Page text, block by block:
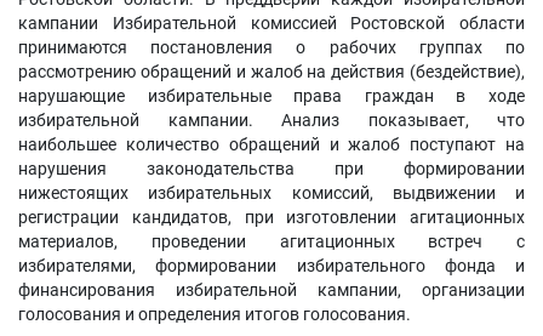
кампании Избирательной комиссией Ростовской области
принимаются постановления о рабочих группах по
рассмотрению обращений и жалоб на действия (бездействие),
нарушающие избирательные права граждан в ходе
избирательной кампании. Анализ показывает, что
наибольшее количество обращений и жалоб поступают на
нарушения законодательства при формировании
нижестоящих избирательных комиссий, выдвижении и
регистрации кандидатов, при изготовлении агитационных
материалов, проведении агитационных встреч с
избирателями, формировании избирательного фонда и
финансирования избирательной кампании, организации
голосования и определения итогов голосования.